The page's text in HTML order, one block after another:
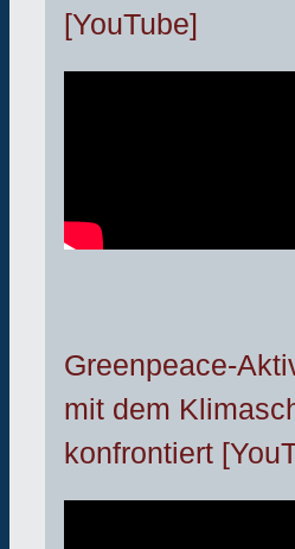
[YouTube]
Greenpeace-
mit dem
konfrontiert